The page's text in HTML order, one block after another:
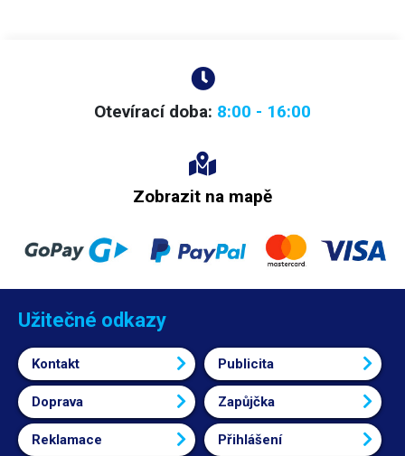
Otevírací doba: 8:00 - 16:00
Zobrazit na mapě
Užitečné odkazy
Kontakt Publicita
Doprava Zapůjčka
Reklamace Přihlášení